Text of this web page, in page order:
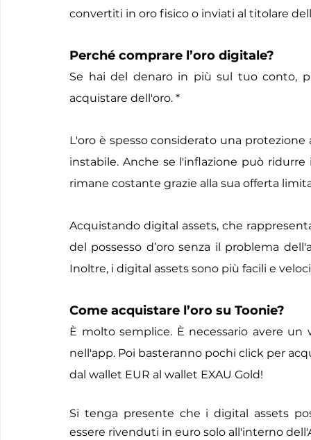
convertiti in oro fisico o inviati al titolare
Perché comprare l’oro digitale?
Se hai del denaro in più sul tuo conto,
acquistare dell'oro. *
L'oro è spesso considerato una
instabile. Anche se l'inflazione può
rimane costante grazie alla sua offerta
Acquistando digital assets, che
del possesso d’oro senza il problema
Inoltre, i digital assets sono più facili e
Come acquistare l’oro su Toonie?
È molto semplice. È necessario avere
nell'app. Poi basteranno pochi click per
dal wallet EUR al wallet EXAU Gold!
Si tenga presente che i digital assets
essere rivenduti in euro solo all'interno